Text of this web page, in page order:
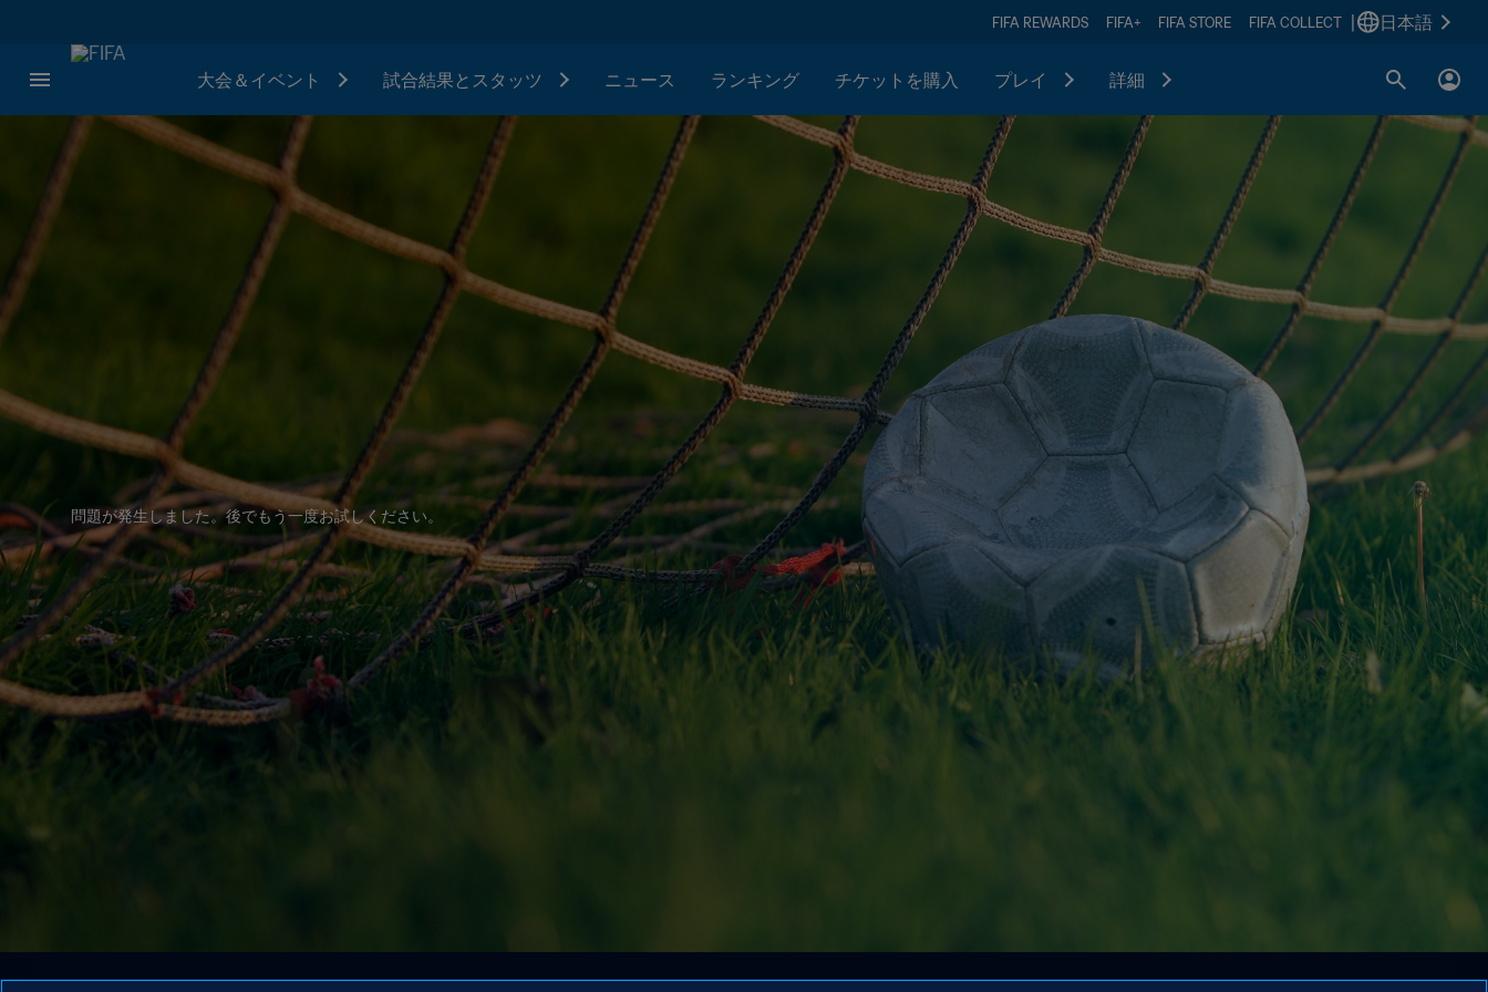
FIFA REWARDS FIFA+ FIFA STORE FIFA COLLECT 日本語
大会＆イベント 試合結果とスタッツ ニュース ランキング チケットを購入 プレイ 詳細
問題が発生しました。後でもう一度お試しください。